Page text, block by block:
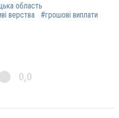
область
верства #грошові виплати
0,0